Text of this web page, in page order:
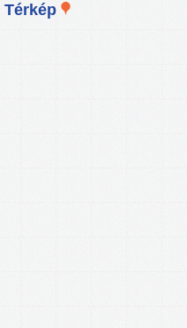
Térkép